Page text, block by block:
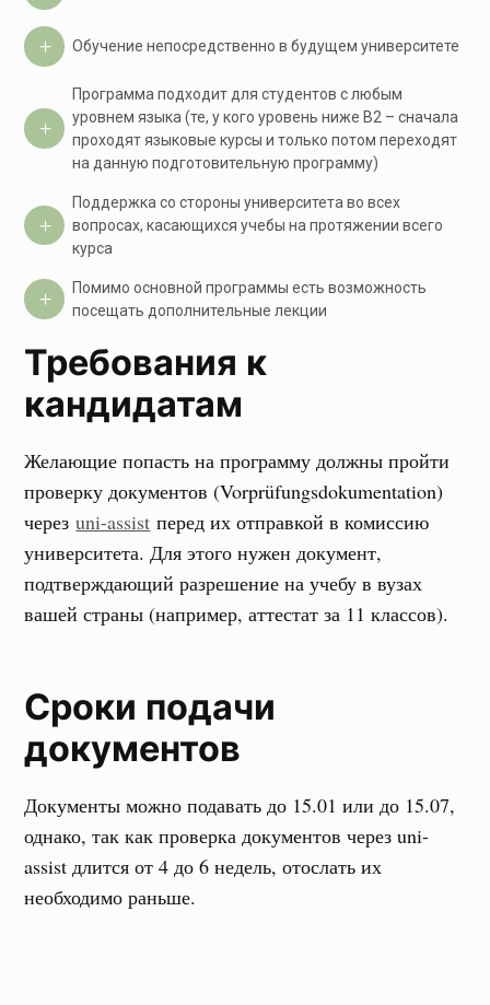
Обучение непосредственно в будущем университете
Программа подходит для студентов с любым
уровнем языка (те, у кого уровень ниже В2 – сначала
проходят языковые курсы и только потом переходят
на данную подготовительную программу)
Поддержка со стороны университета во всех
вопросах, касающихся учебы на протяжении всего
курса
Помимо основной программы есть возможность
посещать дополнительные лекции
Требования к
кандидатам
Желающие попасть на программу должны пройти
проверку документов (Vorprüfungsdokumentation)
черезuni-assist перед их отправкой в комиссию
университета. Для этого нужен документ,
подтверждающий разрешение на учебу в вузах
вашей страны (например, аттестат за 11 классов).
Сроки подачи
документов
Документы можно подавать до 15.01 или до 15.07,
однако, так как проверка документов через uni-
assist длится от 4 до 6 недель, отослать их
необходимо раньше.